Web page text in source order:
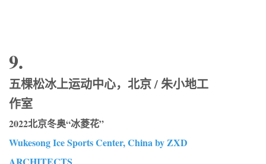
9.
五棵松冰上运动中心，北京 / 朱小地工
作室
2022北京冬奥“冰菱花”
Wukesong Ice Sports Center, China by ZXD
ARCHITECTS